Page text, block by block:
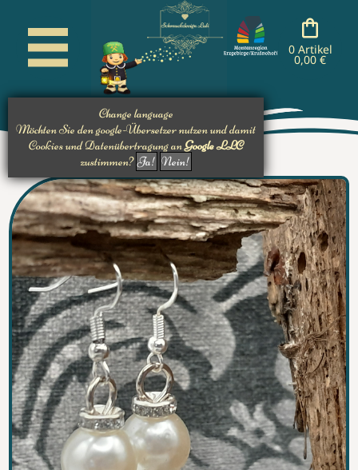
Change language
Möchten Sie den google-Übersetzer nutzen und damit
Cookies und Datenübertragung anGoogle LLC
zustimmen?Ja! Nein!
0 Artikel
0,00 €
nachladen
nachladen
nachladen